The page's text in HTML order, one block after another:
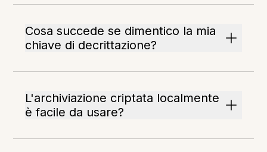
Cosa succede se dimentico la mia
chiave di decrittazione?
L'archiviazione criptata localmente
è facile da usare?